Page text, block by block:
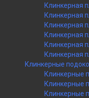
Клинкерная
Клинкерная
Клинкерная
Клинкерная
Клинкерная
Клинкерная
Клинкерные
Клинкерные
Клинкерные
Клинкерные